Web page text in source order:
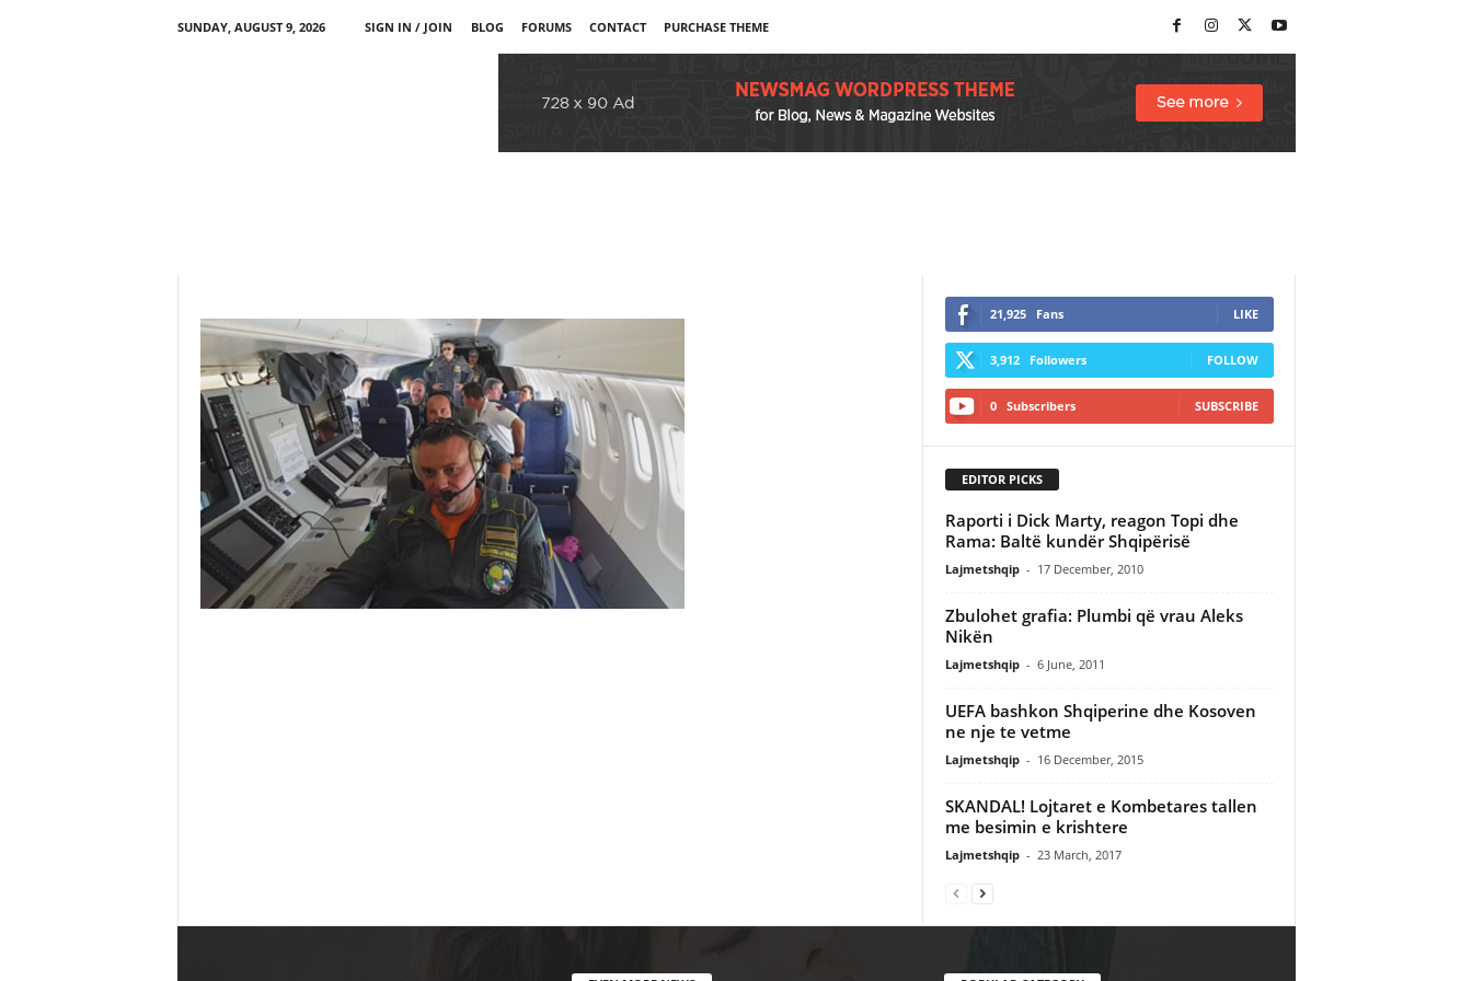
SUNDAY, AUGUST 9, 2026 SIGN IN / JOIN BLOG FORUMS CONTACT PURCHASE THEME
21,925 Fans LIKE
3,912 Followers FOLLOW
0 Subscribers SUBSCRIBE
EDITOR PICKS
Raporti i Dick Marty, reagon Topi dhe
Rama: Baltë kundër Shqipërisë
Lajmetshqip - 17 December, 2010
Zbulohet grafia: Plumbi që vrau Aleks
Nikën
Lajmetshqip - 6 June, 2011
UEFA bashkon Shqiperine dhe Kosoven
ne nje te vetme
Lajmetshqip - 16 December, 2015
SKANDAL! Lojtaret e Kombetares tallen
me besimin e krishtere
Lajmetshqip - 23 March, 2017